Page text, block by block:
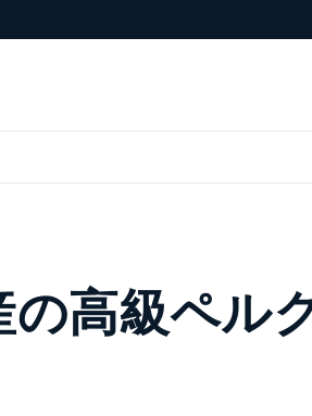
高級ペル